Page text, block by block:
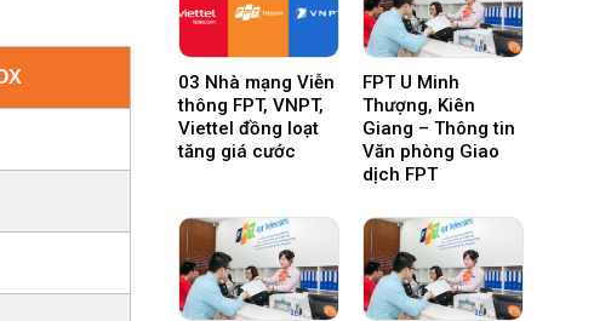
03 Nhà mạng Viễn
thông FPT, VNPT,
Viettel đồng loạt
tăng giá cước
FPT U Minh
Thượng, Kiên
Giang – Thông tin
Văn phòng Giao
dịch FPT